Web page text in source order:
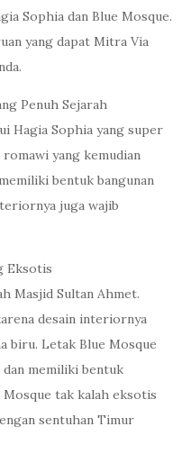
Sophia dan Blue Mosque.
yang dapat Mitra Via
Penuh Sejarah
Hagia Sophia yang super
yang kemudian
bentuk bangunan
juga wajib
Eksotis
Masjid Sultan Ahmet.
desain interiornya
biru. Letak Blue Mosque
memiliki bentuk
Mosque tak kalah eksotis
sentuhan Timur